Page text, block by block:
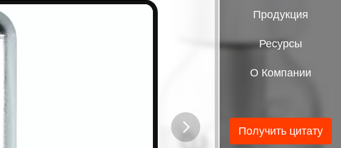
Продукция
Ресурсы
О Компании
Получить цитату